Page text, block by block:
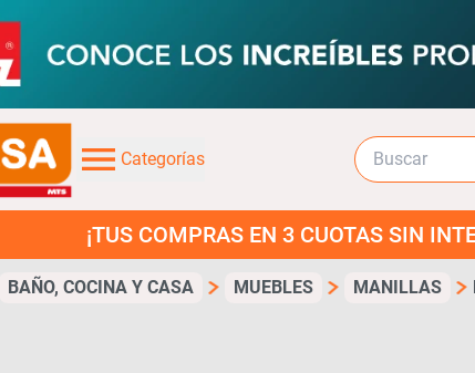
Categorías
¡TUS COMPRAS EN 3 CUOTAS SIN INTERES!
BAÑO, COCINA Y CASA MUEBLES MANILLAS